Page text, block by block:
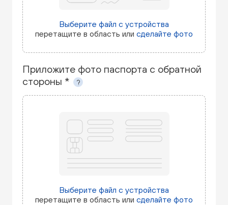
Выберите файл с устройства
перетащите в область или сделайте фото
Приложите фото паспорта с обратной
стороны *
?
Выберите файл с устройства
перетащите в область или сделайте фото